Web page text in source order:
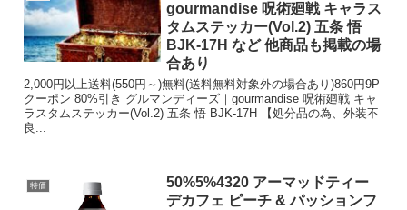
gourmandise 呪術廻戦 キャラス
タムステッカー(Vol.2) 五条 悟
BJK-17H など 他商品も掲載の場
合あり
2,000円以上送料(550円～)無料(送料無料対象外の場合あり)860円9P
クーポン 80%引き グルマンディーズ｜gourmandise 呪術廻戦 キャ
ラスタムステッカー(Vol.2) 五条 悟 BJK-17H 【処分品の為、外装不
良...
特価
50%5%4320 アーマッドティー
デカフェ ピーチ & パッションフ